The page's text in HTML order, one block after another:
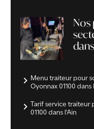
Nos
Menu traiteur pour
Oyonnax 01100 dans
Tarif service traiteur
01100 dans l'Ain